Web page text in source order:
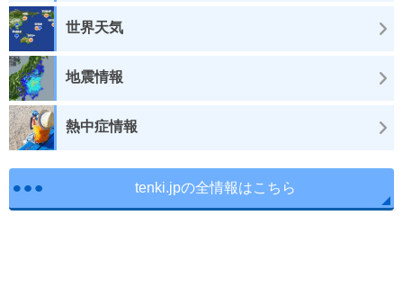
世界天気
地震情報
熱中症情報
tenki.jpの全情報はこちら